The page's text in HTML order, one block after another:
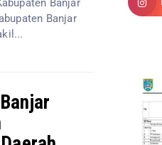
Banjar